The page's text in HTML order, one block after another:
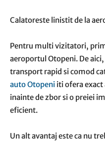
Calatoreste linistit de la
Pentru multi vizitatori,
aeroportul Otopeni. De
transport rapid si comod
auto Otopeni iti ofera exact
inainte de zbor si o preiei
eficient.
Un alt avantaj este ca nu